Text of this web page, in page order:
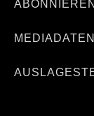
ABONNIEREN
MEDIADATEN